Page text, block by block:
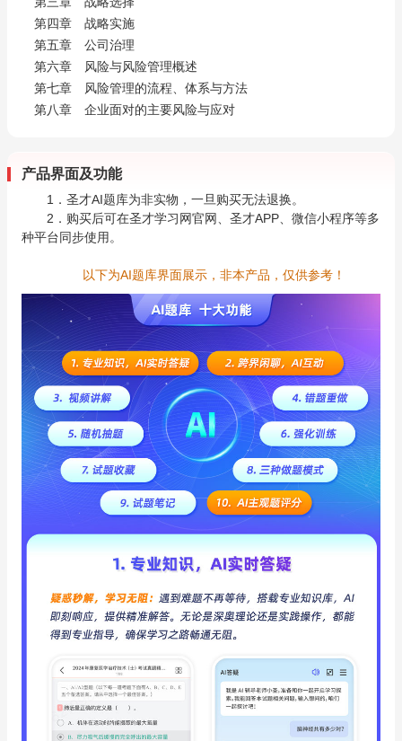
第四章 战略实施
第五章 公司治理
第六章 风险与风险管理概述
第七章 风险管理的流程、体系与方法
第八章 企业面对的主要风险与应对
产品界面及功能
1．圣才AI题库为非实物，一旦购买无法退换。
2．购买后可在圣才学习网官网、圣才APP、微信小程序等多
种平台同步使用。
以下为AI题库界面展示，非本产品，仅供参考！